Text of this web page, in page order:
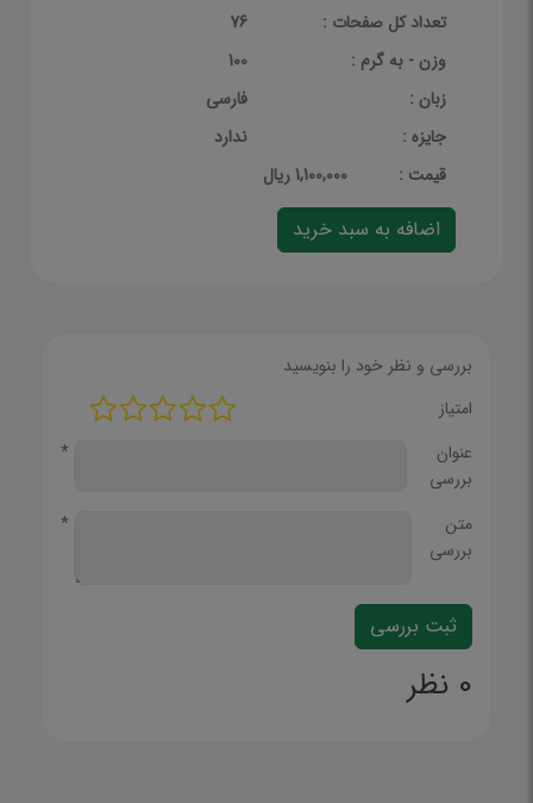
تعداد کل صفحات :
76
وزن - به گرم :
100
زبان :
فارسی
جایزه :
ندارد
قيمت :
1,100,000 ریال
بررسی و نظر خود را بنویسید
امتیاز
عنوان
بررسی
*
متن
بررسی
*
0 نظر